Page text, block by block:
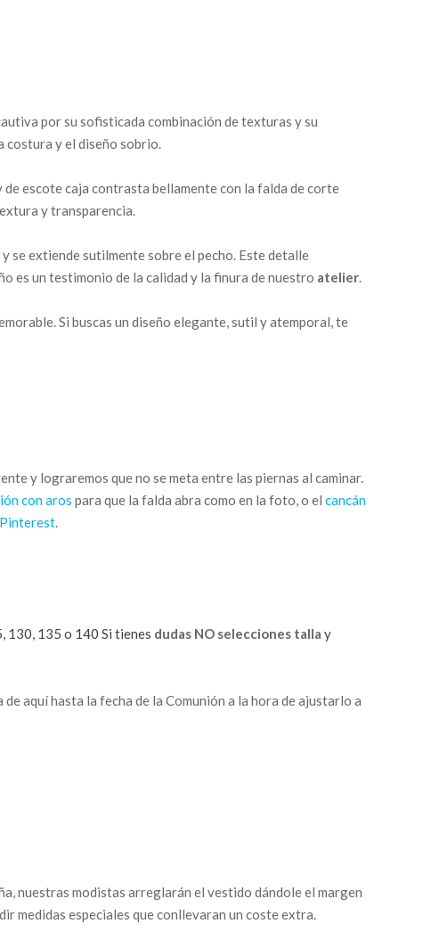
por su sofisticada combinación de texturas y su
costura y el diseño sobrio.
escote caja contrasta bellamente con la falda de corte
y transparencia.
se extiende sutilmente sobre el pecho. Este detalle
es un testimonio de la calidad y la finura de nuestro atelier.
Si buscas un diseño elegante, sutil y atemporal, te
y lograremos que no se meta entre las piernas al caminar.
con aros para que la falda abra como en la foto, o el cancán
Pinterest.
130, 135 o 140 Si tienes dudas NO selecciones talla y
aquí hasta la fecha de la Comunión a la hora de ajustarlo a
nuestras modistas arreglarán el vestido dándole el margen
medidas especiales que conllevaran un coste extra.